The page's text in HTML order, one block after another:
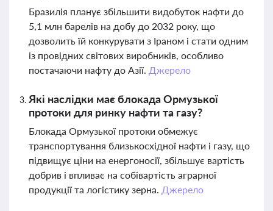
Бразилія планує збільшити видобуток нафти до
5,1 млн барелів на добу до 2032 року, що
дозволить їй конкурувати з Іраном і стати одним
із провідних світових виробників, особливо
постачаючи нафту до Азії. Джерело
Які наслідки має блокада Ормузької
протоки для ринку нафти та газу?
Блокада Ормузької протоки обмежує
транспортування близькосхідної нафти і газу, що
підвищує ціни на енергоносії, збільшує вартість
добрив і впливає на собівартість аграрної
продукції та логістику зерна. Джерело